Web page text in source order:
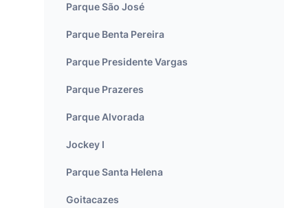
Parque São José
Parque Benta Pereira
Parque Presidente Vargas
Parque Prazeres
Parque Alvorada
Jockey I
Parque Santa Helena
Goitacazes